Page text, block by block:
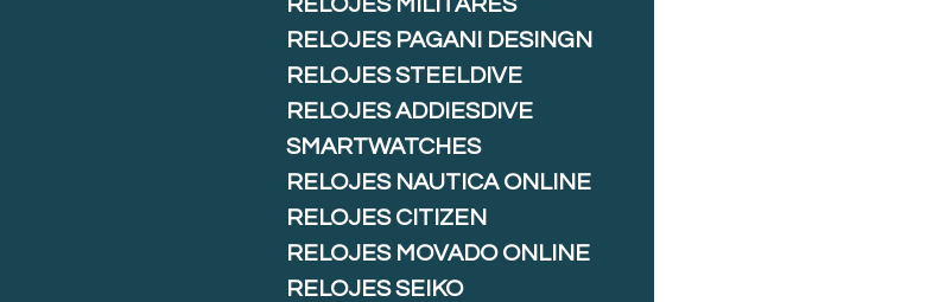
RELOJES MILITARES
RELOJES PAGANI DESINGN
RELOJES STEELDIVE
RELOJES ADDIESDIVE
SMARTWATCHES
RELOJES NAUTICA ONLINE
RELOJES CITIZEN
RELOJES MOVADO ONLINE
RELOJES SEIKO